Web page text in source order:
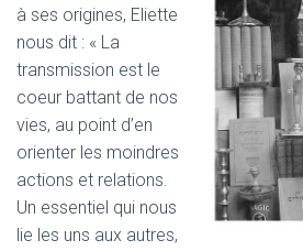
à ses origines, Eliette
nous dit : « La
transmission est le
coeur battant de nos
vies, au point d’en
orienter les moindres
actions et relations.
Un essentiel qui nous
lie les uns aux autres,